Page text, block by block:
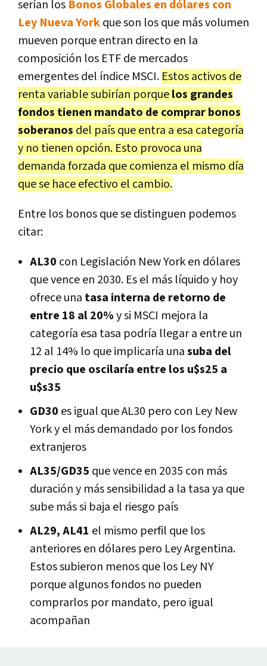
serían los Bonos Globales en dólares con
Ley Nueva Yorkque son los que más volumen
mueven porque entran directo en la
composición los ETF de mercados
emergentes del índice MSCI. Estos activos de
renta variable subirían porquelos grandes
fondos tienen mandato de comprar bonos
soberanos del país que entra a esa categoría
y no tienen opción. Esto provoca una
demanda forzada que comienza el mismo día
que se hace efectivo el cambio.
Entre los bonos que se distinguen podemos
citar:
AL30 con Legislación New York en dólares
que vence en 2030. Es el más líquido y hoy
ofrece una tasa interna de retorno de
entre 18 al 20%y si MSCI mejora la
categoría esa tasa podría llegar a entre un
12 al 14% lo que implicaría unasuba del
precio que oscilaría entre los u$s25 a
u$s35
GD30 es igual que AL30 pero con Ley New
York y el más demandado por los fondos
extranjeros
AL35/GD35 que vence en 2035 con más
duración y más sensibilidad a la tasa ya que
sube más si baja el riesgo país
AL29, AL41 el mismo perfil que los
anteriores en dólares pero Ley Argentina.
Estos subieron menos que los Ley NY
porque algunos fondos no pueden
comprarlos por mandato, pero igual
acompañan